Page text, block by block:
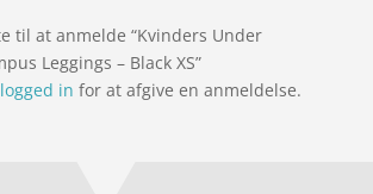
til at anmelde “Kvinders Under
Leggings – Black XS”
logged in for at afgive en anmeldelse.